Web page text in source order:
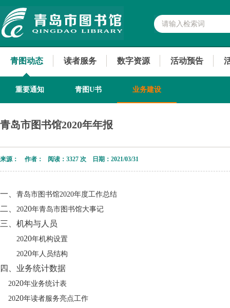
青图动态 读者服务 数字资源 活动预告
重要通知 青图U书 业务建设
青岛市图书馆2020年年报
来源： 作者： 阅读： 3327 次 日期：2021/03/31
一、 青岛市图书馆2020年度工作总结
二、 2020年青岛市图书馆大事记
三、机构与人员
2020年机构设置
2020年人员结构
四、业务统计数据
2020年业务统计表
2020年读者服务亮点工作